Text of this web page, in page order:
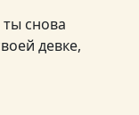
снова
девке,